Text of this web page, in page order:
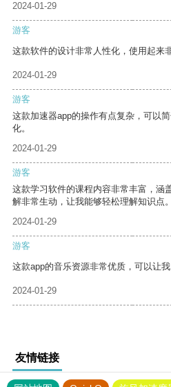
2024-01-29
游客
这款软件的设计非常人性化，使用起来
2024-01-29
游客
这款加速器app的操作有点复杂，可以
化。
2024-01-29
游客
这款学习软件的课程内容非常丰富，涵
解非常生动，让我能够轻松理解知识点。
2024-01-29
游客
这款app的音乐资源非常优质，可以让我
2024-01-29
友情链接